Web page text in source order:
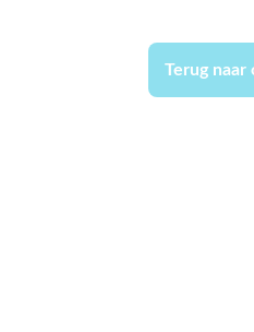
Terug naar